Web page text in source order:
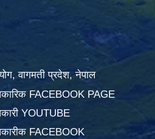
वागमती प्रदेश, नेपाल
FACEBOOK PAGE
YOUTUBE
FACEBOOK